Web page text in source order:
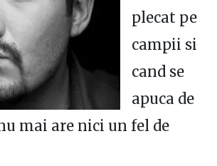
plecat pe
campii si
cand se
apuca de
mai are nici un fel de